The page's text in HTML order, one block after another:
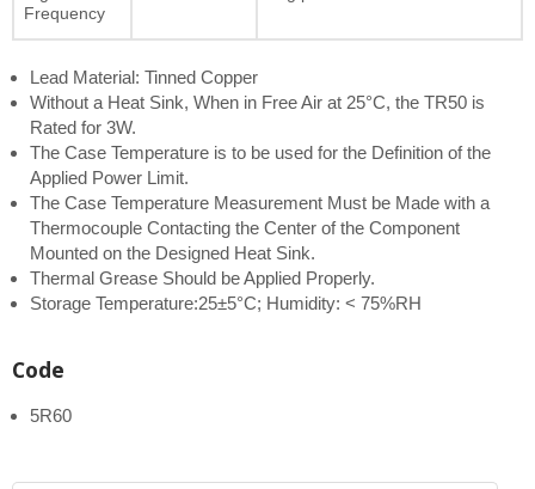
Frequency
Lead Material: Tinned Copper
Without a Heat Sink, When in Free Air at 25°C, the TR50 is
Rated for 3W.
The Case Temperature is to be used for the Definition of the
Applied Power Limit.
The Case Temperature Measurement Must be Made with a
Thermocouple Contacting the Center of the Component
Mounted on the Designed Heat Sink.
Thermal Grease Should be Applied Properly.
Storage Temperature:25±5°C; Humidity: < 75%RH
Code
5R60